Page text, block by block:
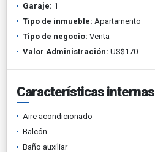
Garaje: 1
Tipo de inmueble: Apartamento
Tipo de negocio: Venta
Valor Administración: US$170
Características internas
Aire acondicionado
Balcón
Baño auxiliar